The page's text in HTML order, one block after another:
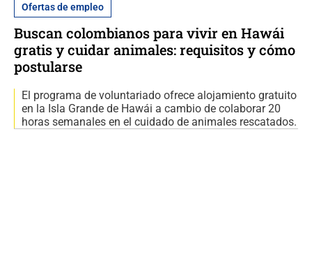
Ofertas de empleo
Buscan colombianos para vivir en Hawái
gratis y cuidar animales: requisitos y cómo
postularse
El programa de voluntariado ofrece alojamiento gratuito
en la Isla Grande de Hawái a cambio de colaborar 20
horas semanales en el cuidado de animales rescatados.